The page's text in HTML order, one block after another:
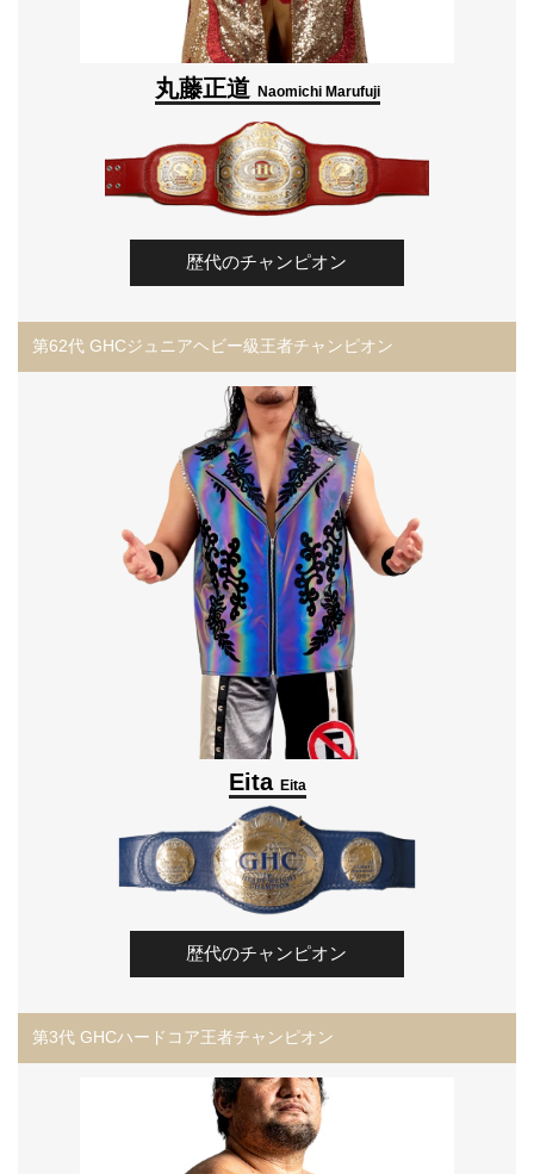
丸藤正道 Naomichi Marufuji
歴代のチャンピオン
第62代 GHCジュニアヘビー級王者チャンピオン
Eita Eita
歴代のチャンピオン
第3代 GHCハードコア王者チャンピオン